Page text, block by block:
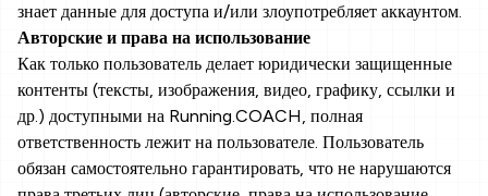
знает данные для доступа и/или злоупотребляет аккаунтом.
Авторские и права на использование
Как только пользователь делает юридически защищенные
контенты (тексты, изображения, видео, графику, ссылки и
др.) доступными на Running.COACH, полная
ответственность лежит на пользователе. Пользователь
обязан самостоятельно гарантировать, что не нарушаются